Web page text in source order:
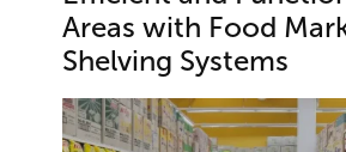
Areas with Food
Shelving Systems